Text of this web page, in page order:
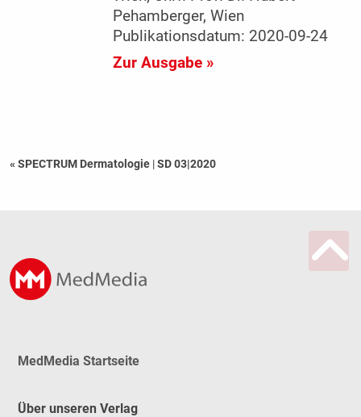
Pehamberger, Wien
Publikationsdatum: 2020-09-24
Zur Ausgabe »
« SPECTRUM Dermatologie |SD 03|2020
MedMedia Startseite
Über unseren Verlag